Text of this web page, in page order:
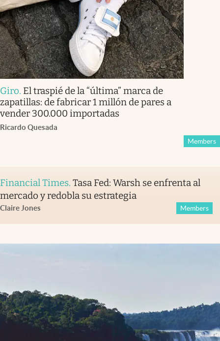
Giro. El traspié de la “última” marca de
zapatillas: de fabricar 1 millón de pares a
vender 300.000 importadas
Ricardo Quesada
Members
Financial Times. Tasa Fed: Warsh se enfrenta al
mercado y redobla su estrategia
Claire Jones Members